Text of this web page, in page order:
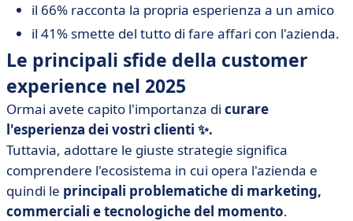
il 66% racconta la propria esperienza a un amico
il 41% smette del tutto di fare affari con l'azienda.
Le principali sfide della customer
experience nel 2025
Ormai avete capito l'importanza di curare
l'esperienza dei vostri clienti ✨.
Tuttavia, adottare le giuste strategie significa
comprendere l'ecosistema in cui opera l'azienda e
quindi le principali problematiche di marketing,
commerciali e tecnologiche del momento.